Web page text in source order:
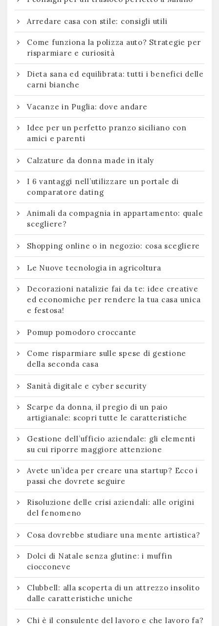
Arredare casa con stile: consigli utili
Come funziona la polizza auto? Strategie per
risparmiare e curiosità
Dieta sana ed equilibrata: tutti i benefici delle
carni bianche
Vacanze in Puglia: dove andare
Idee per un perfetto pranzo siciliano con
amici e parenti
Calzature da donna made in italy
I 6 vantaggi nell’utilizzare un portale di
comparatore dating
Animali da compagnia in appartamento: quale
scegliere?
Shopping online o in negozio: cosa scegliere
Le Nuove tecnologia in agricoltura
Decorazioni natalizie fai da te: idee creative
ed economiche per rendere la tua casa unica
e festosa!
Pomup pomodoro croccante
Come risparmiare sulle spese di gestione
della seconda casa
Sanità digitale e cyber security
Scarpe da donna, il pregio di un paio
artigianale: scopri tutte le caratteristiche
Gestione dell’ufficio aziendale: gli elementi
su cui riporre maggiore attenzione
Avete un’idea per creare una startup? Ecco i
passi che dovrete seguire
Risoluzione delle crisi aziendali: alle origini
del fenomeno
Cosa dovrebbe studiare una mente artistica?
Dolci di Natale senza glutine: i muffin
ciocconeve
Clubbell: alla scoperta di un attrezzo insolito
dalle caratteristiche uniche
Chi è il consulente del lavoro e che lavoro fa?